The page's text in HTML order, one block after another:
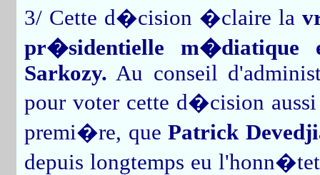
3/ Cette d�cision �claire la
pr�sidentielle m�diatique
Sarkozy. Au conseil
pour voter cette d�cision
premi�re, quePatrick
depuis longtemps eu